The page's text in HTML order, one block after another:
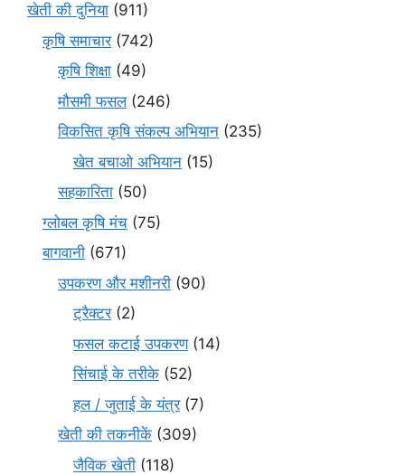
खेती की दुनिया (911)
कृषि समाचार(742)
कृषि शिक्षा (49)
मौसमी फसल(246)
विकसित कृषि संकल्प अभियान (235)
खेत बचाओ अभियान (15)
सहकारिता (50)
ग्लोबल कृषि मंच (75)
बागवानी (671)
उपकरण और मशीनरी (90)
ट्रैक्टर(2)
फसल कटाई उपकरण(14)
सिंचाई के तरीके (52)
हल / जुताई के यंत्र(7)
खेती की तकनीकें (309)
जैविक खेती (118)